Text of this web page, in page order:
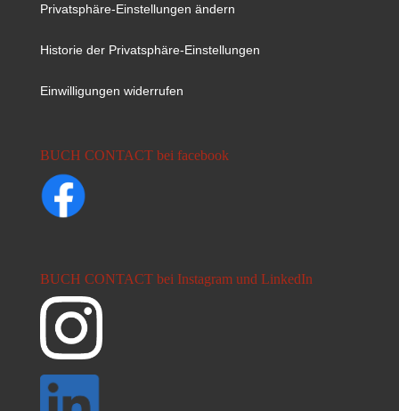
Privatsphäre-Einstellungen ändern
Historie der Privatsphäre-Einstellungen
Einwilligungen widerrufen
BUCH CONTACT bei facebook
BUCH CONTACT bei Instagram und LinkedIn